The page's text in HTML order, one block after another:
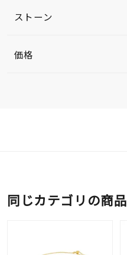
ストーン
価格
同じカテゴリの商品